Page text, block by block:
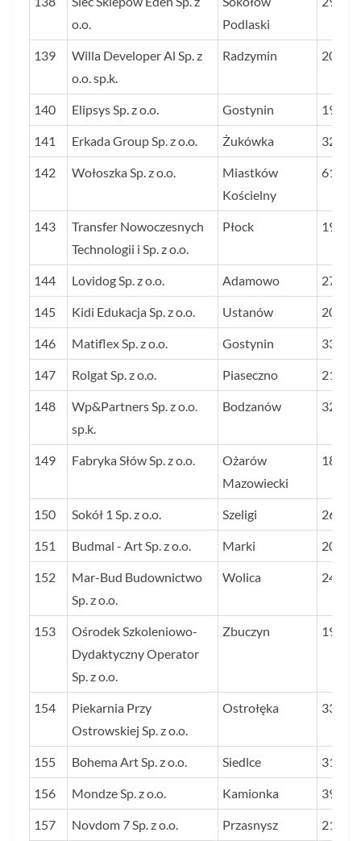
o.o.
Podlaski
139
Willa Developer Al Sp. z
o.o. sp.k.
Radzymin 20
140 Elipsys Sp. z o.o. Gostynin 19
141 Erkada Group Sp. z o.o. Żukówka 32
142 Wołoszka Sp. z o.o.
Miastków
Kościelny
61
143
Transfer Nowoczesnych
Technologii i Sp. z o.o.
Płock 19
144 Lovidog Sp. z o.o. Adamowo 27
145 Kidi Edukacja Sp. z o.o. Ustanów 20
146 Matiflex Sp. z o.o. Gostynin 33
147 Rolgat Sp. z o.o. Piaseczno 21
148
Wp&Partners Sp. z o.o.
sp.k.
Bodzanów 32
149 Fabryka Słów Sp. z o.o.
Ożarów
Mazowiecki
18
150 Sokół 1 Sp. z o.o. Szeligi 26
151 Budmal - Art Sp. z o.o. Marki 20
152
Mar-Bud Budownictwo
Sp. z o.o.
Wolica 24
153
Ośrodek Szkoleniowo-
Dydaktyczny Operator
Sp. z o.o.
Zbuczyn 19
154
Piekarnia Przy
Ostrowskiej Sp. z o.o.
Ostrołęka 33
155 Bohema Art Sp. z o.o. Siedlce 31
156 Mondze Sp. z o.o. Kamionka 39
157 Novdom 7 Sp. z o.o. Przasnysz 21